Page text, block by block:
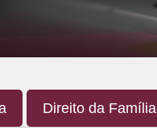
Direito da Família